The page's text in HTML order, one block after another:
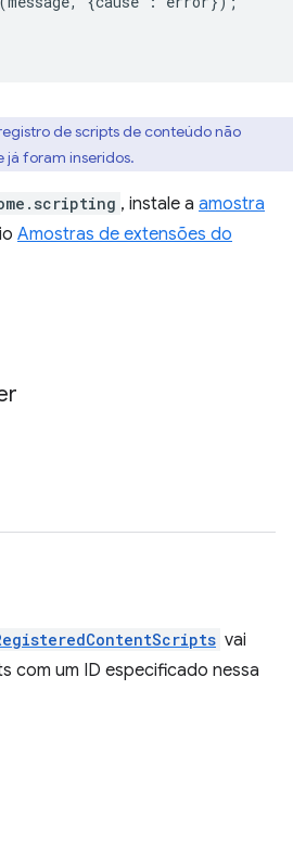
de scripts de conteúdo não
já foram inseridos.
, instale a amostra
Amostras de extensões do
vai
com um ID especificado nessa